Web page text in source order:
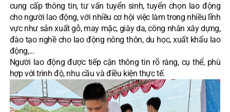
cung cấp thông tin, tư vấn tuyển sinh, tuyển chọn lao động
cho người lao động, với nhiều cơ hội việc làm trong nhiều lĩnh
vực như sản xuất gỗ, may mặc, giày da, công nhân xây dựng,
đào tạo nghề cho lao động nông thôn, du học, xuất khẩu lao
động,...
Người lao động được tiếp cận thông tin rõ ràng, cụ thể, phù
hợp với trình độ, nhu cầu và điều kiện thực tế.